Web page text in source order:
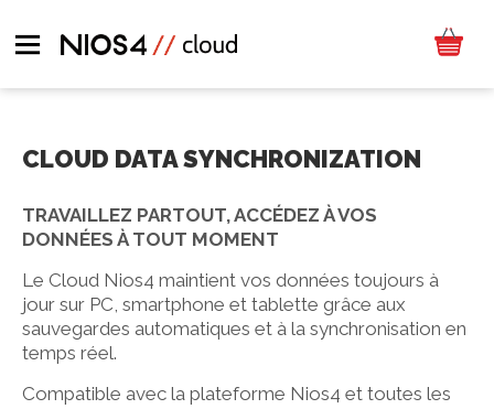
CLOUD DATA SYNCHRONIZATION
TRAVAILLEZ PARTOUT, ACCÉDEZ À VOS
DONNÉES À TOUT MOMENT
Le Cloud Nios4 maintient vos données toujours à
jour sur PC, smartphone et tablette grâce aux
sauvegardes automatiques et à la synchronisation en
temps réel.
Compatible avec la plateforme Nios4 et toutes les